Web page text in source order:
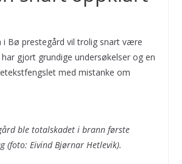
i Bø prestegård vil trolig snart være
gjort grundige undersøkelser og en
med mistanke om
ble totalskadet i brann første
(foto: Eivind Bjørnar Hetlevik).